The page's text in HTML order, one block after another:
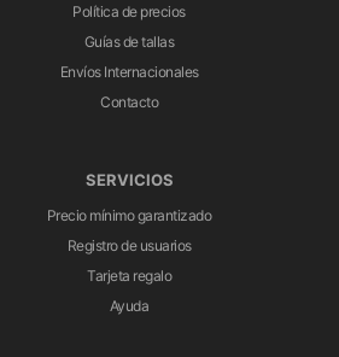
Política de precios
Guías de tallas
Envíos Internacionales
Contacto
SERVICIOS
Precio mínimo garantizado
Registro de usuarios
Tarjeta regalo
Ayuda